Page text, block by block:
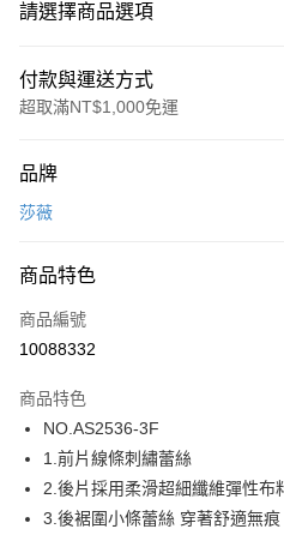
請選擇商品選項
付款與運送方式
超取滿NT$1,000免運
信用卡一次付款
LINE Pay
街口支付
運送方式
全家取貨付款
每筆NT$80，滿NT$1,000(含以上)
品牌
莎薇
商品特色
商品編號
10088332
商品特色
NO.AS2536-3F
1.前片線條刺繡蕾絲
2.後片採用柔滑超細纖維彈性布
3.後裾圍小條蕾絲 穿著舒適無痕